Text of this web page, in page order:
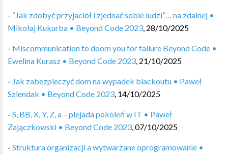
- “Jak zdobyć przyjaciół i zjednać sobie ludzi”… na zdalnej •
Mikołaj Kukurba • Beyond Code 2023, 28/10/2025
- Miscommunication to doom you for failure Beyond Code •
Ewelina Kurasz • Beyond Code 2023, 21/10/2025
- Jak zabezpieczyć dom na wypadek blackoutu • Paweł
Szlendak • Beyond Code 2023, 14/10/2025
- S, BB, X, Y, Z, a – plejada pokoleń w IT • Paweł
Zajączkowski • Beyond Code 2023,07/10/2025
- Struktura organizacji a wytwarzane oprogramowanie •